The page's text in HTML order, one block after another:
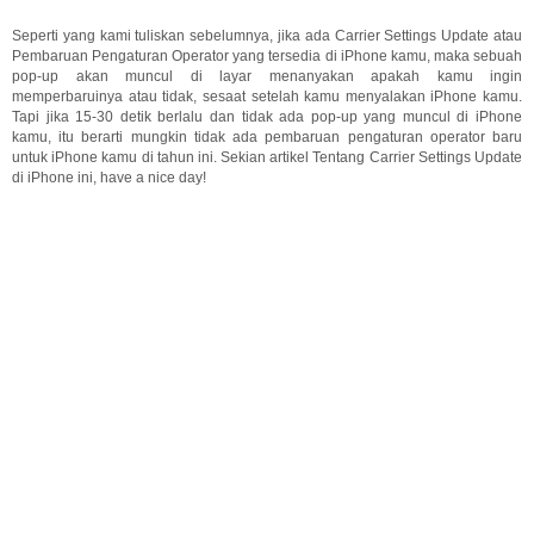
Seperti yang kami tuliskan sebelumnya, jika ada Carrier Settings Update atau
Pembaruan Pengaturan Operator yang tersedia di iPhone kamu, maka sebuah
pop-up akan muncul di layar menanyakan apakah kamu ingin
memperbaruinya atau tidak, sesaat setelah kamu menyalakan iPhone kamu.
Tapi jika 15-30 detik berlalu dan tidak ada pop-up yang muncul di iPhone
kamu, itu berarti mungkin tidak ada pembaruan pengaturan operator baru
untuk iPhone kamu di tahun ini. Sekian artikel Tentang Carrier Settings Update
di iPhone ini, have a nice day!